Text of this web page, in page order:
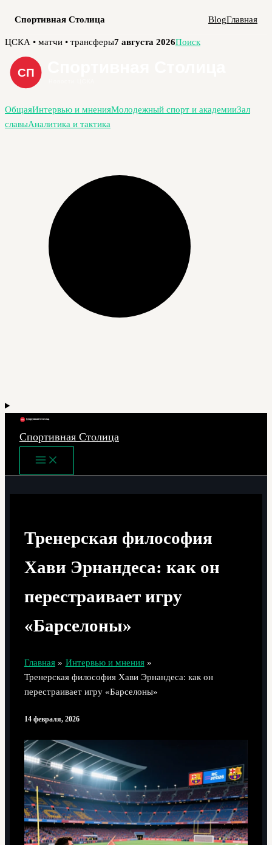
Спортивная Столица BlogГлавная
Перейти
содержимому
ЦСКА • матчи • трансферы7 августа 2026Поиск
ОбщаяИнтервью и мненияМолодежный спорт и академииЗал
славыАналитика и тактика
Спортивная Столица
Main
Menu
Тренерская философия
Хави Эрнандеса: как он
перестраивает игру
«Барселоны»
Главная
Интервью и мнения
Тренерская философия Хави Эрнандеса: как он
перестраивает игру «Барселоны»
14 февраля, 2026